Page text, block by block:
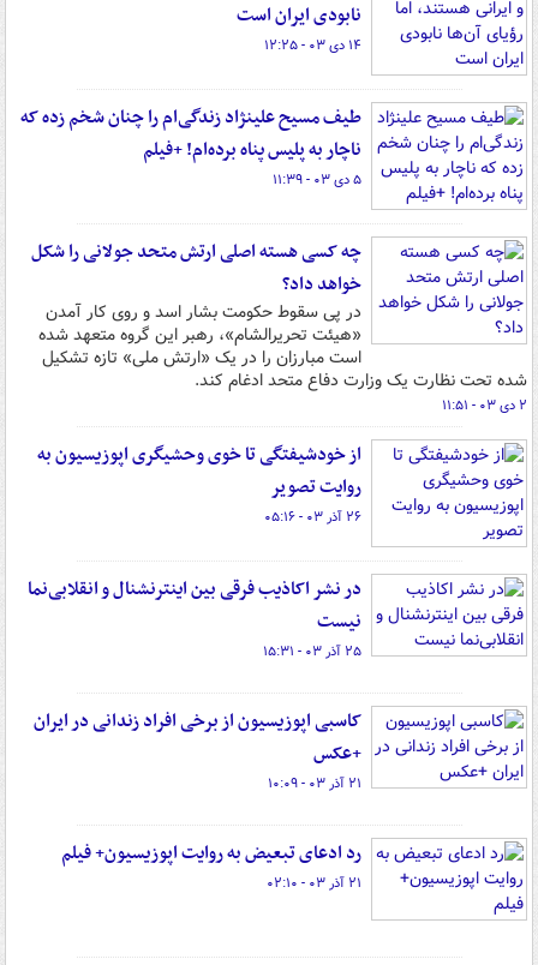
نابودی ایران است
۱۴ دی ۰۳ - ۱۲:۲۵
طیف مسیح علینژاد زندگی‌ام را چنان شخم زده که
ناچار به پلیس پناه برده‌ام! +فیلم
۵ دی ۰۳ - ۱۱:۳۹
چه کسی هسته اصلی ارتش متحد جولانی را شکل
خواهد داد؟
در پی سقوط حکومت بشار اسد و روی کار آمدن
«هیئت تحریرالشام»، رهبر این گروه متعهد شده
است مبارزان را در یک «ارتش ملی» تازه تشکیل
شده تحت نظارت یک وزارت دفاع متحد ادغام کند.
۲ دی ۰۳ - ۱۱:۵۱
از خودشیفتگی تا خوی وحشیگری اپوزیسیون به
روایت تصویر
۲۶ آذر ۰۳ - ۰۵:۱۶
در نشر اکاذیب فرقی بین اینترنشنال و انقلابی‌نما
نیست
۲۵ آذر ۰۳ - ۱۵:۳۱
کاسبی اپوزیسیون از برخی افراد زندانی در ایران
+عکس
۲۱ آذر ۰۳ - ۱۰:۰۹
رد ادعای تبعیض به روایت اپوزیسیون+ فیلم
۲۱ آذر ۰۳ - ۰۲:۱۰